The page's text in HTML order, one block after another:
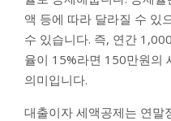
액 등에 따라 달라질 수 있
수 있습니다. 즉, 연간
율이 15%라면 150만원의
의미입니다.
대출이자 세액공제는 연말